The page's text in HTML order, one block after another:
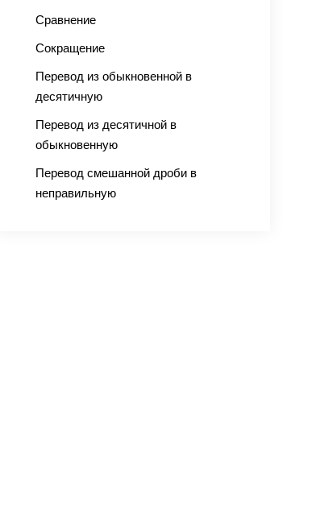
Сравнение
Сокращение
Перевод из обыкновенной в
десятичную
Перевод из десятичной в
обыкновенную
Перевод смешанной дроби в
неправильную